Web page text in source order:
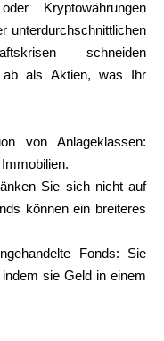
Kryptowährungen
unterdurchschnittlichen
schneiden
ab als Aktien, was Ihr
von Anlageklassen:
Sie sich nicht auf
können ein breiteres
Fonds: Sie
sie Geld in einem